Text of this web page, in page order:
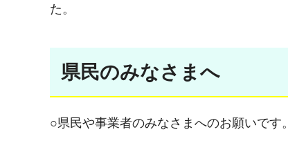
た。
県民のみなさまへ
○県民や事業者のみなさまへのお願いです。